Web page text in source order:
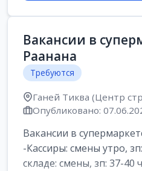
Вакансии в
Раанана
Требуются
Ганей Тиква (Центр
Опубликовано:
Вакансии в
-Кассиры: смены утро,
складе: смены, зп: 37-40